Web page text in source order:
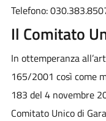
Telefono:
Il Comitato
In ottemperanza
165/2001 così come
183 del 4 novembre
Comitato Unico di